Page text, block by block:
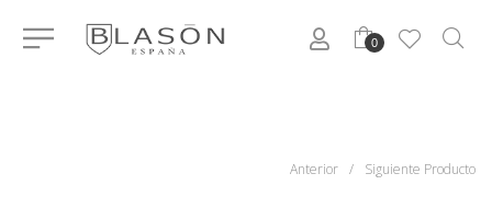
0
Anterior / Siguiente Producto